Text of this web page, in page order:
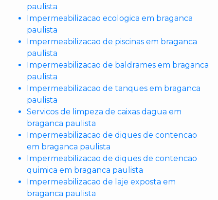
paulista
Impermeabilizacao ecologica em braganca
paulista
Impermeabilizacao de piscinas em braganca
paulista
Impermeabilizacao de baldrames em braganca
paulista
Impermeabilizacao de tanques em braganca
paulista
Servicos de limpeza de caixas dagua em
braganca paulista
Impermeabilizacao de diques de contencao
em braganca paulista
Impermeabilizacao de diques de contencao
quimica em braganca paulista
Impermeabilizacao de laje exposta em
braganca paulista